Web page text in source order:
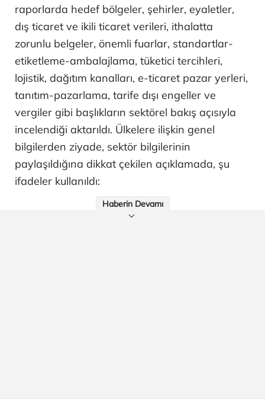
raporlarda hedef bölgeler, şehirler, eyaletler,
dış ticaret ve ikili ticaret verileri, ithalatta
zorunlu belgeler, önemli fuarlar, standartlar-
etiketleme-ambalajlama, tüketici tercihleri,
lojistik, dağıtım kanalları, e-ticaret pazar yerleri,
tanıtım-pazarlama, tarife dışı engeller ve
vergiler gibi başlıkların sektörel bakış açısıyla
incelendiği aktarıldı. Ülkelere ilişkin genel
bilgilerden ziyade, sektör bilgilerinin
paylaşıldığına dikkat çekilen açıklamada, şu
ifadeler kullanıldı:
Haberin Devamı